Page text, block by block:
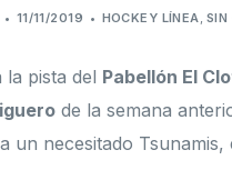
11/11/2019 HOCKEY LÍNEA, SIN
la pista del Pabellón El
de la semana
un necesitado